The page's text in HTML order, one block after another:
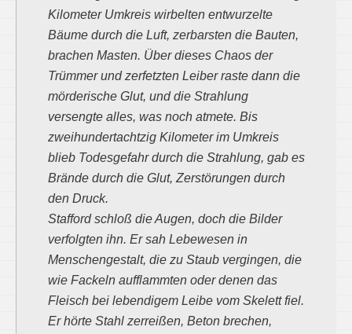
Kilometer Umkreis wirbelten entwurzelte
Bäume durch die Luft, zerbarsten die Bauten,
brachen Masten. Über dieses Chaos der
Trümmer und zerfetzten Leiber raste dann die
mörderische Glut, und die Strahlung
versengte alles, was noch atmete. Bis
zweihundertachtzig Kilometer im Umkreis
blieb Todesgefahr durch die Strahlung, gab es
Brände durch die Glut, Zerstörungen durch
den Druck.
Stafford schloß die Augen, doch die Bilder
verfolgten ihn. Er sah Lebewesen in
Menschengestalt, die zu Staub vergingen, die
wie Fackeln aufflammten oder denen das
Fleisch bei lebendigem Leibe vom Skelett fiel.
Er hörte Stahl zerreißen, Beton brechen,